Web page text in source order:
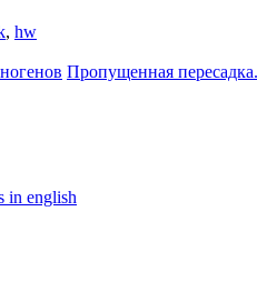
, hw
Пропущенная пересадка.